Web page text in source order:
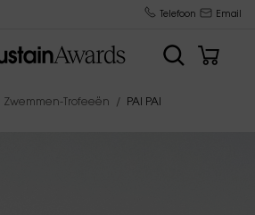
Telefoon Email
Zwemmen-Trofeeën
PAI PAI